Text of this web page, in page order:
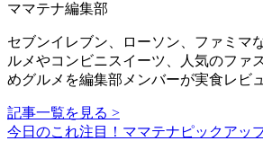
ママテナ編集部
セブンイレブン、ローソン、ファミマ
ルメやコンビニスイーツ、人気のファ
めグルメを編集部メンバーが実食レビ
記事一覧を見る >
今日のこれ注目！ママテナピックアッ